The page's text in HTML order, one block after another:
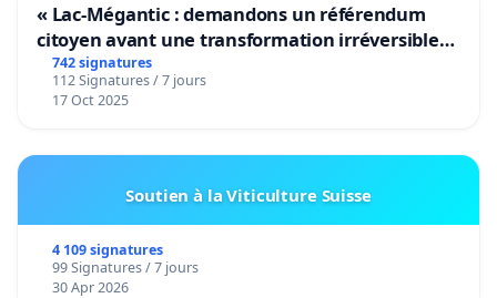
« Lac-Mégantic : demandons un référendum
citoyen avant une transformation irréversible
de notre territoire »
742 signatures
112 Signatures / 7 jours
17 Oct 2025
Soutien à la Viticulture Suisse
4 109 signatures
99 Signatures / 7 jours
30 Apr 2026